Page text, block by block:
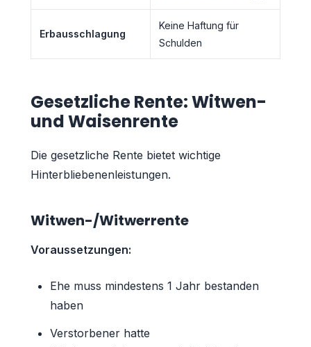
Erbausschlagung
Keine Haftung für
Schulden
Gesetzliche Rente: Witwen-
und Waisenrente
Die gesetzliche Rente bietet wichtige
Hinterbliebenenleistungen.
Witwen-/Witwerrente
Voraussetzungen:
Ehe muss mindestens 1 Jahr bestanden
haben
Verstorbener hatte